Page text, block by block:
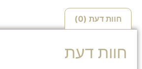
חוות דעת (0)
חוות דעת